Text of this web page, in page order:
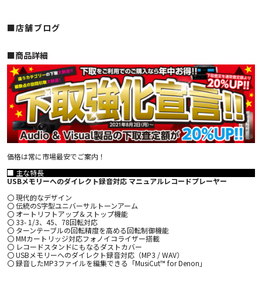
■店舗ブログ
■︎商品詳細
価格は常に市場最安でご案内！
■ 主な特長
USBメモリーへのダイレクト録音対応 マニュアルレコードプレーヤー
〇 現代的なデザイン
〇 伝統のS字型ユニバーサルトーンアーム
〇 オートリフトアップ＆ストップ機能
〇 33- 1/3、45、78回転対応
〇 ターンテーブルの回転精度を高める回転制御機能
〇 MMカートリッジ対応フォノイコライザー搭載
〇 レコードスタンドにもなるダストカバー
〇 USBメモリーへのダイレクト録音対応（MP3 / WAV）
〇 録音したMP3ファイルを編集できる「MusiCut™ for Denon」